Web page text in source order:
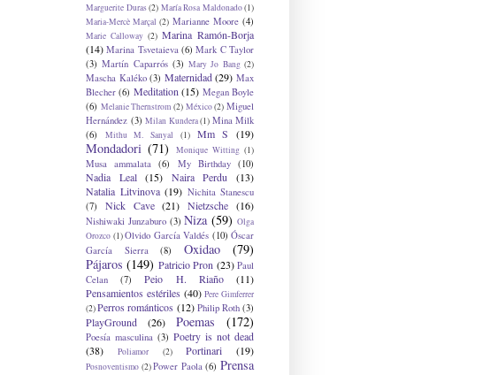
Marguerite Duras(2) María Rosa Maldonado(1)
Maria-Mercè Marçal (2) Marianne Moore (4)
Marie Calloway (2) Marina Ramón-Borja
(14) Marina Tsvetaieva (6) Mark C Taylor
(3) Martín Caparrós (3) Mary Jo Bang (2)
Mascha Kaléko (3) Maternidad (29) Max
Blecher (6) Meditation (15) Megan Boyle
(6) Melanie Thernstrom (2) México (2) Miguel
Hernández (3) Milan Kundera(1) Mina Milk
(6)
Mithu M. Sanyal (1) Mm S (19)
Mondadori (71) Monique Witting (1)
Musa ammalata (6) My Birthday (10)
Nadia Leal (15) Naira Perdu
(13)
Natalia Litvinova (19) Nichita Stanescu
(7)
Nick Cave (21) Nietzsche (16)
Nishiwaki Junzaburo (3) Niza (59) Olga
Orozco (1)Olvido García Valdés (10) Óscar
García Sierra
(8) Oxidao
(79)
Pájaros (149) Patricio Pron (23) Paul
Celan
(7) Peio H. Riaño
(11)
Pensamientos estériles (40) Pere Gimferrer
(2)Perros románticos (12) Philip Roth (3)
PlayGround (26) Poemas (172)
Poesía masculina (3) Poetry is not dead
(38)
Poliamor (2) Portinari (19)
Posnoventismo (2) Power Paola (6) Prensa